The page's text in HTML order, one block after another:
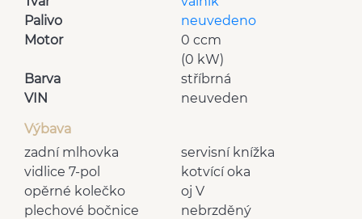
Palivo
neuvedeno
Motor
0 ccm
(0 kW)
Barva
stříbrná
VIN
neuveden
Výbava
servisní knížka
zadní mlhovka
kotvící oka
vidlice 7-pol
oj V
opěrné kolečko
nebrzděný
plechové bočnice